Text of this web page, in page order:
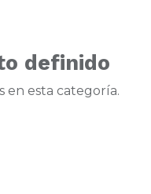
definido
en esta categoría.